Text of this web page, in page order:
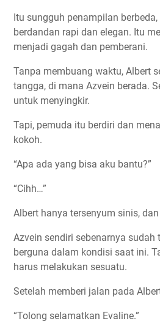
Itu sungguh penampilan
berdandan rapi dan elegan. Itu
menjadi gagah dan pemberani.
Tanpa membuang waktu, Albert
tangga, di mana Azvein berada.
untuk menyingkir.
Tapi, pemuda itu berdiri dan
kokoh.
“Apa ada yang bisa aku bantu?”
“Cihh…”
Albert hanya tersenyum sinis,
Azvein sendiri sebenarnya sudah
berguna dalam kondisi saat ini.
harus melakukan sesuatu.
Setelah memberi jalan pada
“Tolong selamatkan Evaline.”